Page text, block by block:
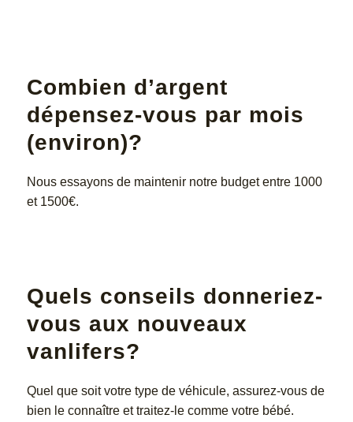
Combien d’argent
dépensez-vous par mois
(environ)?
Nous essayons de maintenir notre budget entre 1000
et 1500€.
Quels conseils donneriez-
vous aux nouveaux
vanlifers?
Quel que soit votre type de véhicule, assurez-vous de
bien le connaître et traitez-le comme votre bébé.